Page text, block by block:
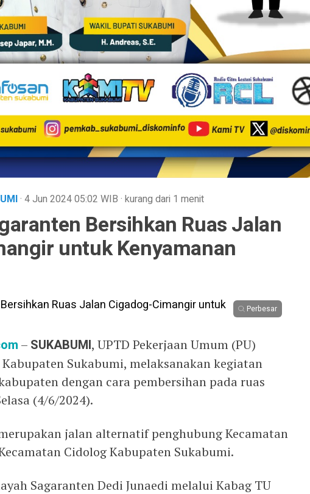
· 4 Jun 202405:02 WIB · kurang dari 1 menit
Bersihkan Ruas Jalan
untuk Kenyamanan
Perbesar
– SUKABUMI, UPTD Pekerjaan Umum (PU)
Sukabumi, melaksanakan kegiatan
dengan cara pembersihan pada ruas
(4/6/2024).
jalan alternatif penghubung Kecamatan
Cidolog Kabupaten Sukabumi.
Sagaranten Dedi Junaedi melalui Kabag TU